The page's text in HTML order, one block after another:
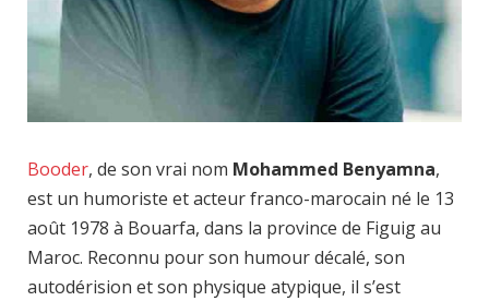
Booder, de son vrai nom Mohammed Benyamna,
est un humoriste et acteur franco-marocain né le 13
août 1978 à Bouarfa, dans la province de Figuig au
Maroc. Reconnu pour son humour décalé, son
autodérision et son physique atypique, il s’est